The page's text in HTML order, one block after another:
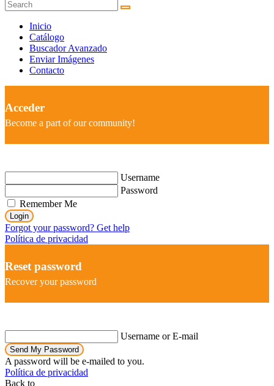
Inicio
Catálogo
Buscador Avanzado
Enviar Imágenes
Contacto
Acceder
Become a part of our community!
Username
Password
Remember Me
Login
Forgot your password? Get help
Política de privacidad
Reset password
Recover your password
Username or E-mail
Send My Password
A password will be e-mailed to you.
Política de privacidad
Back to